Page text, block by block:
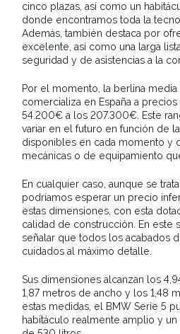
cinco plazas, así como un
donde encontramos toda la
Además, también destaca por
excelente, así como una larga
seguridad y de asistencias a la
Por el momento, la berlina media
comercializa en España a
54.200€ a los 207.300€. Este
variar en el futuro en función de
disponibles en cada momento y
mecánicas o de equipamiento
En cualquier caso, aunque se
podríamos esperar un precio
estas dimensiones, con esta
calidad de construcción. En este
señalar que todos los acabados
cuidados al máximo detalle.
Sus dimensiones alcanzan los
1,87 metros de ancho y los 1,48
estas medidas, el BMW Serie 5
habitáculo realmente amplio y